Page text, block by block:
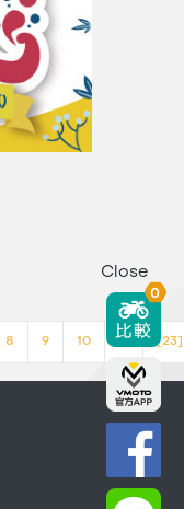
8 9 10 >> [23]
Close
0